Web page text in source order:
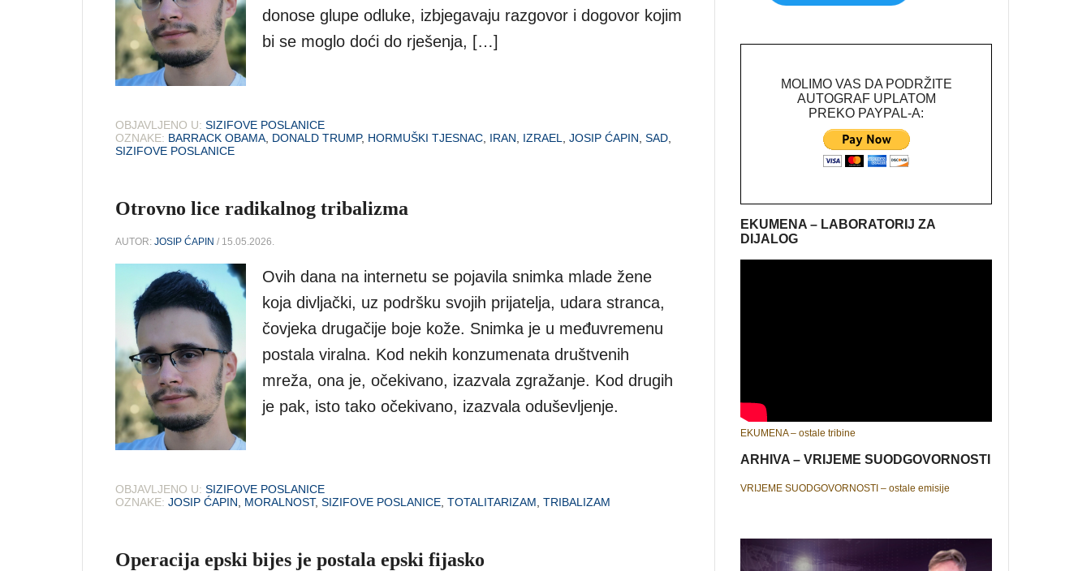
donose glupe odluke, izbjegavaju razgovor i dogovor kojim
bi se moglo doći do rješenja, […]
OBJAVLJENO U: SIZIFOVE POSLANICE
OZNAKE: BARRACK OBAMA DONALD TRUMP, HORMUŠKI TJESNAC IRAN IZRAEL JOSIP ĆAPIN SAD
SIZIFOVE POSLANICE
Otrovno lice radikalnog tribalizma
AUTOR: JOSIP ĆAPIN / 15.05.2026.
Ovih dana na internetu se pojavila snimka mlade žene
koja divljački, uz podršku svojih prijatelja, udara stranca,
čovjeka drugačije boje kože. Snimka je u međuvremenu
postala viralna. Kod nekih konzumenata društvenih
mreža, ona je, očekivano, izazvala zgražanje. Kod drugih
je pak, isto tako očekivano, izazvala oduševljenje.
OBJAVLJENO U: SIZIFOVE POSLANICE
OZNAKE: JOSIP ĆAPIN MORALNOST, SIZIFOVE POSLANICE TOTALITARIZAM TRIBALIZAM
Operacija epski bijes je postala epski fijasko
MOLIMO VAS DA PODRŽITE
AUTOGRAF UPLATOM
PREKO PAYPAL-A:
EKUMENA – LABORATORIJ ZA
DIJALOG
EKUMENA – ostale tribine
ARHIVA – VRIJEME SUODGOVORNOSTI
VRIJEME SUODGOVORNOSTI – ostale emisije